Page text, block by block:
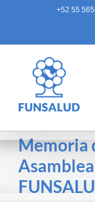
+52 55
Memoria